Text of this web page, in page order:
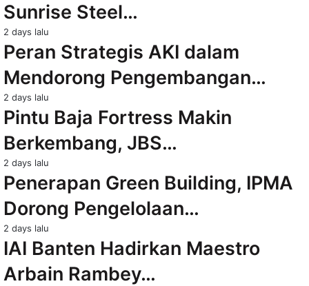
Sunrise Steel…
2 days lalu
Peran Strategis AKI dalam
Mendorong Pengembangan…
2 days lalu
Pintu Baja Fortress Makin
Berkembang, JBS…
2 days lalu
Penerapan Green Building, IPMA
Dorong Pengelolaan…
2 days lalu
IAI Banten Hadirkan Maestro
Arbain Rambey…